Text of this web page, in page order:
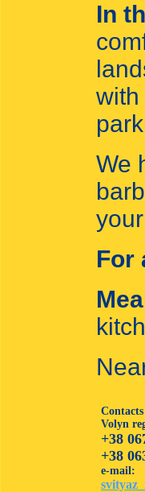
In
with
We
For
Contacts
Volyn
+38
+38
e-mail: